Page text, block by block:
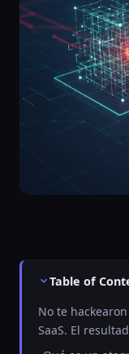
Table of
No te
SaaS. El